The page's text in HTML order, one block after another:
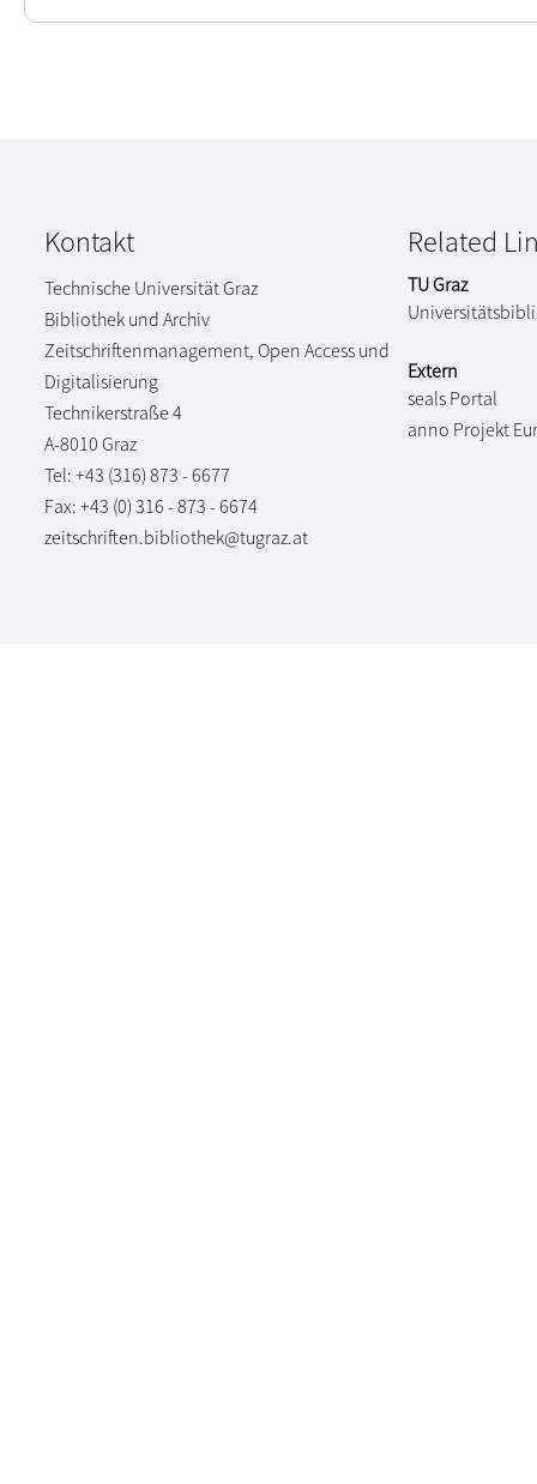
Kontakt
Technische Universität Graz
Bibliothek und Archiv
Zeitschriftenmanagement, Open Access und
Digitalisierung
Technikerstraße 4
A-8010 Graz
Tel: +43 (316) 873 - 6677
Fax: +43 (0) 316 - 873 - 6674
zeitschriften.bibliothek@tugraz.at
Related
TU Graz
Extern
seals Portal
anno Projekt